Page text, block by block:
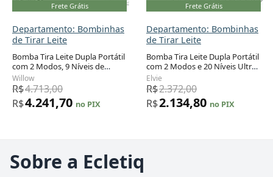
Frete Grátis
Departamento: Bombinhas
de Tirar Leite
Bomba Tira Leite Dupla Portátil
com 2 Modos, 9 Níveis de
Sucção, WILLOW, Branco
Willow
R$4.713,00
R$4.241,70 no PIX
Frete Grátis
Departamento: Bombinhas
de Tirar Leite
Bomba Tira Leite Dupla Portátil
com 2 Modos e 20 Níveis Ultra
Silenciosa, ELVIE, Verde
Elvie
R$2.372,00
R$2.134,80 no PIX
Sobre a Ecletiq